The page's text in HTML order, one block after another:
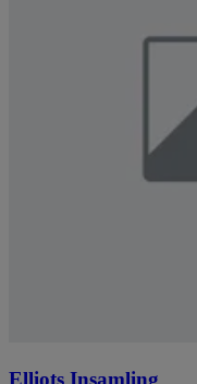
Elliots Insamling